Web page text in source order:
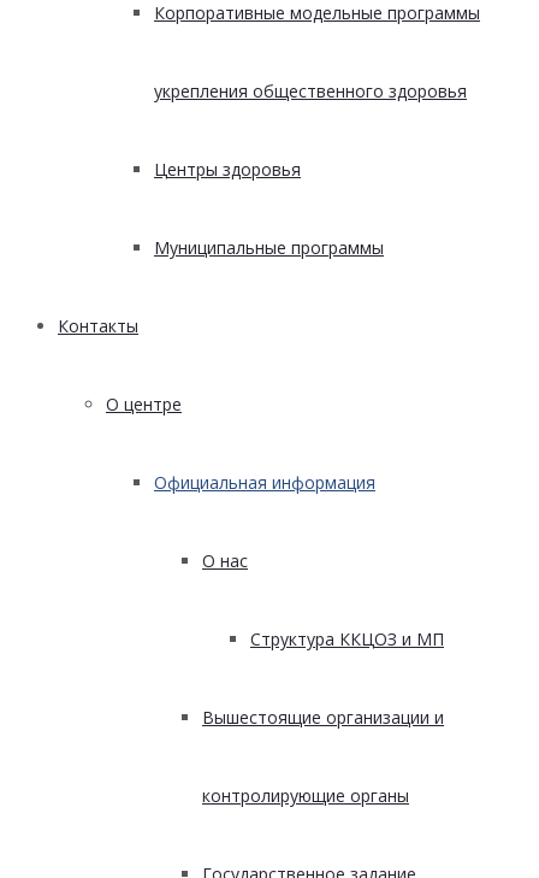
Корпоративные модельные программы
укрепления общественного здоровья
Центры здоровья
Муниципальные программы
Контакты
О центре
Официальная информация
О нас
Структура ККЦОЗ и МП
Вышестоящие организации и
контролирующие органы